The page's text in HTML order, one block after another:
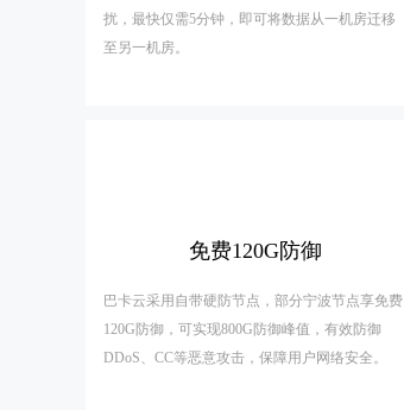
扰，最快仅需5分钟，即可将数据从一机房迁移
至另一机房。
免费120G防御
巴卡云采用自带硬防节点，部分宁波节点享免费
120G防御，可实现800G防御峰值，有效防御
DDoS、CC等恶意攻击，保障用户网络安全。